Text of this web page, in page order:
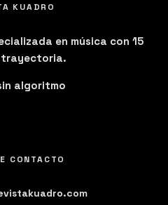
KUADRO
en música con 15
trayectoria.
algoritmo
CONTACTO